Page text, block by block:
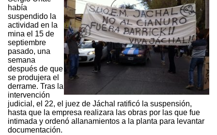
había
suspendido la
actividad en la
mina el 15 de
septiembre
pasado, una
semana
después de que
se produjera el
derrame. Tras la
intervención
judicial, el 22, el juez de Jáchal ratificó la suspensión,
hasta que la empresa realizara las obras por las que fue
intimada y ordenó allanamientos a la planta para levantar
documentación.